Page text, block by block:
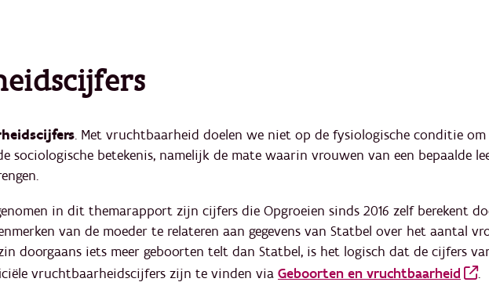
. Met vruchtbaarheid doelen we niet op de fysiologische conditie
sociologische betekenis, namelijk de mate waarin vrouwen van een bepaalde
in dit themarapport zijn cijfers die Opgroeien sinds 2016 zelf berekent
van de moeder te relateren aan gegevens van Statbel over het aantal
doorgaans iets meer geboorten telt dan Statbel, is het logisch dat de cijfers
vruchtbaarheidscijfers zijn te vinden via Geboorten en vruchtbaarheid
.